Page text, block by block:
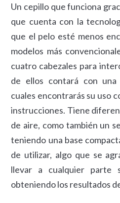
Un cepillo que funciona
que cuenta con la
que el pelo esté menos
modelos más
cuatro cabezales para
de ellos contará con
cuales encontrarás su uso
instrucciones. Tiene
de aire, como también un
teniendo una base
de utilizar, algo que se
llevar a cualquier parte
obteniendo los resultados